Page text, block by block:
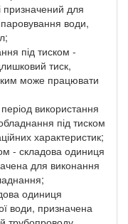
призначений для
води,
під тиском -
тиск,
може працювати
використання
під тиском
характеристик;
- складова одиниця
для виконання
одиниця
води, призначена